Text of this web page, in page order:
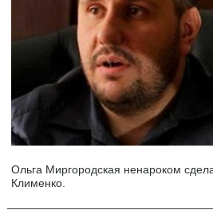
Ольга Миргородская ненароком
Клименко.